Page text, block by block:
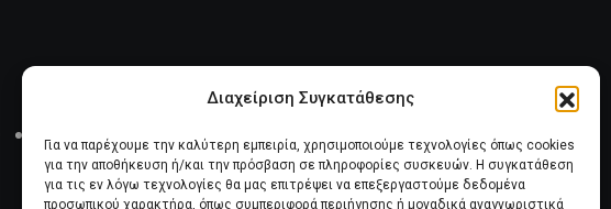
Διαχείριση Συγκατάθεσης
Για να παρέχουμε την καλύτερη εμπειρία, χρησιμοποιούμε τεχνολογίες όπως cookies
για την αποθήκευση ή/και την πρόσβαση σε πληροφορίες συσκευών. Η συγκατάθεση
για τις εν λόγω τεχνολογίες θα μας επιτρέψει να επεξεργαστούμε δεδομένα
προσωπικού χαρακτήρα, όπως συμπεριφορά περιήγησης ή μοναδικά αναγνωριστικά
Επικοινωνία Πολιτική Cookies (ΕΕ)